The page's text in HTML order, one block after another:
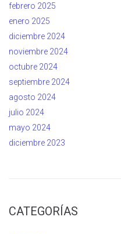
febrero 2025
enero 2025
diciembre 2024
noviembre 2024
octubre 2024
septiembre 2024
agosto 2024
julio 2024
mayo 2024
diciembre 2023
CATEGORÍAS